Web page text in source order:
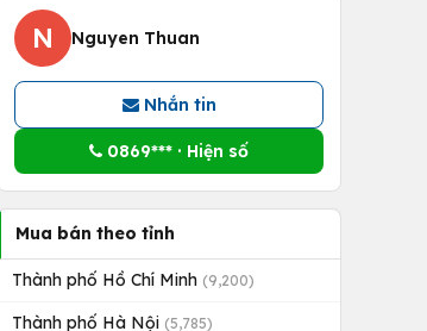
N Nguyen Thuan
Nhắn tin
0869*** · Hiện số
Mua bán theo tỉnh
Thành phố Hồ Chí Minh (9,200)
Thành phố Hà Nội (5,785)